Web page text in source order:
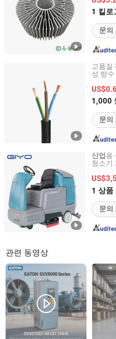
1 킬로
문의
Fujian, China 이
고품질
성 방수
1,000
문의
Henan Yuyunxin Cable Co.,
Henan, China 이
산업 용
청소기
1 상품
문의
Anhui Giyo Cleaning
Anhui, China 이
관련 동영상